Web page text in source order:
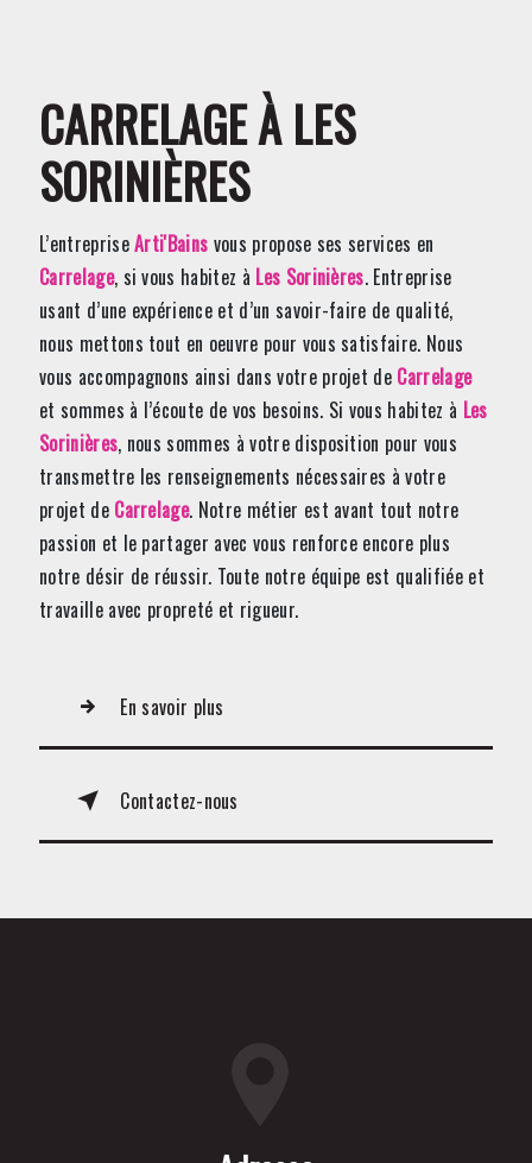
CARRELAGE À LES
SORINIÈRES
L’entrepriseArti'Bains vous propose ses services en
Carrelage, si vous habitez à Les Sorinières. Entreprise
usant d’une expérience et d’un savoir-faire de qualité,
nous mettons tout en oeuvre pour vous satisfaire. Nous
vous accompagnons ainsi dans votre projet de Carrelage
et sommes à l’écoute de vos besoins. Si vous habitez à Les
Sorinières, nous sommes à votre disposition pour vous
transmettre les renseignements nécessaires à votre
projet de Carrelage. Notre métier est avant tout notre
passion et le partager avec vous renforce encore plus
notre désir de réussir. Toute notre équipe est qualifiée et
travaille avec propreté et rigueur.
En savoir plus
Contactez-nous